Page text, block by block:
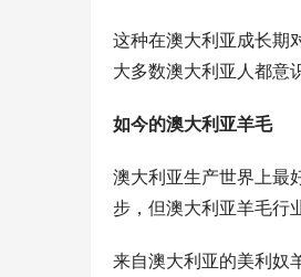
这种在澳大利亚成长期
大多数澳大利亚人都意
如今的澳大利亚羊毛
澳大利亚生产世界上最
步，但澳大利亚羊毛行
来自澳大利亚的美利奴